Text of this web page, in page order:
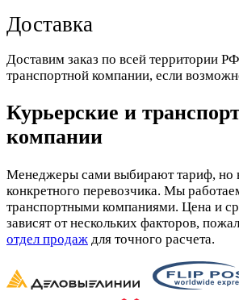
Доставка
Доставим заказ по всей территории
транспортной компании, если
Курьерские и
компании
Менеджеры сами выбирают тариф, но
конкретного перевозчика. Мы
транспортными компаниями. Цена и
зависят от нескольких факторов,
отдел продаж для точного расчета.